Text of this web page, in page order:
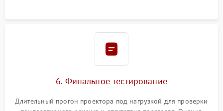
6. Финальное тестирование
Длительный прогон проектора под нагрузкой для проверки